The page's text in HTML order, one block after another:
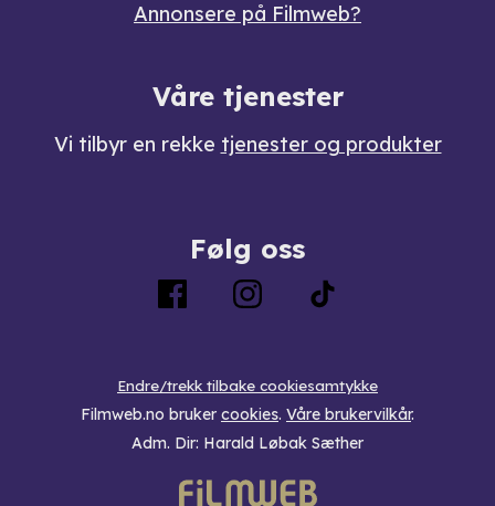
Annonsere på Filmweb?
Våre tjenester
Vi tilbyr en rekke tjenester og produkter
Følg oss
Endre/trekk tilbake cookiesamtykke
Filmweb.no bruker cookies. Våre brukervilkår.
Adm. Dir: Harald Løbak Sæther